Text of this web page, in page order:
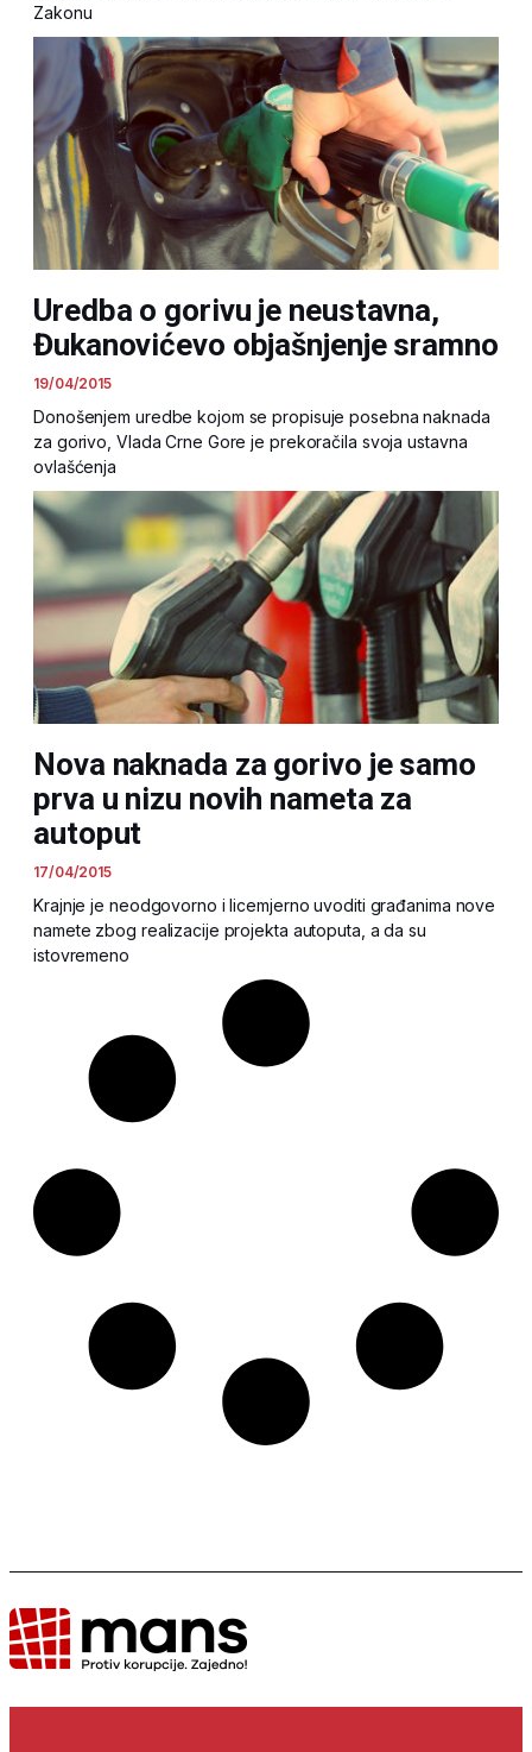
Zakonu
Uredba o gorivu je neustavna,
Đukanovićevo objašnjenje sramno
19/04/2015
Donošenjem uredbe kojom se propisuje posebna naknada
za gorivo, Vlada Crne Gore je prekoračila svoja ustavna
ovlašćenja
Nova naknada za gorivo je samo
prva u nizu novih nameta za
autoput
17/04/2015
Krajnje je neodgovorno i licemjerno uvoditi građanima nove
namete zbog realizacije projekta autoputa, a da su
istovremeno